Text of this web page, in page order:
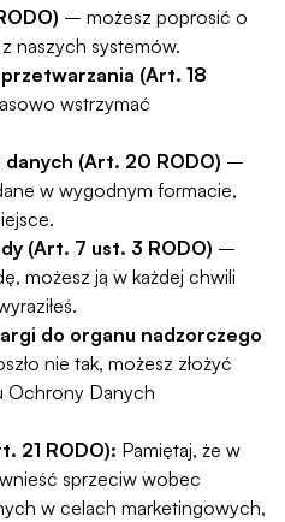
– możesz poprosić o
naszych systemów.
(Art. 18
wstrzymać
(Art. 20 RODO) –
w wygodnym formacie,
(Art. 7 ust. 3 RODO) –
możesz ją w każdej chwili
do organu nadzorczego
nie tak, możesz złożyć
Ochrony Danych
21 RODO): Pamiętaj, że w
sprzeciw wobec
w celach marketingowych,